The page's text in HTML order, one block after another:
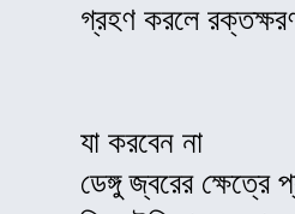
গ্রহণ করলে
যা করবেন না
ডেঙ্গু জ্বরের